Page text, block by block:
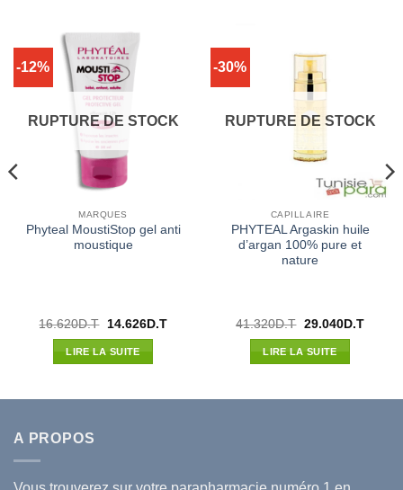
-12%
RUPTURE DE STOCK
MARQUES
Phyteal MoustiStop gel anti
moustique
16.620D.T
Le
initial
était :
14.626D.TLe
LIRE LA SUITE
-30%
RUPTURE DE STOCK
CAPILLAIRE
PHYTEAL Argaskin huile
d’argan 100% pure et
nature
41.320D.T Le
initial
était :
29.040D.TLe
LIRE LA SUITE
A PROPOS